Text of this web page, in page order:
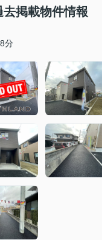
掲載物件情報
分